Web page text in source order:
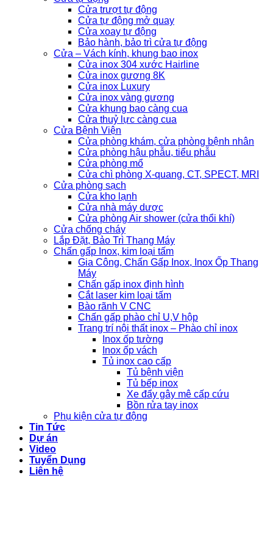
Cửa trượt tự động
Cửa tự động mở quay
Cửa xoay tự động
Bảo hành, bảo trì cửa tự động
Cửa – Vách kính, khung bao inox
Cửa inox 304 xước Hairline
Cửa inox gương 8K
Cửa inox Luxury
Cửa inox vàng gương
Cửa khung bao càng cua
Cửa thuỷ lực càng cua
Cửa Bệnh Viện
Cửa phòng khám, cửa phòng bệnh nhân
Cửa phòng hậu phẫu, tiểu phẫu
Cửa phòng mổ
Cửa chì phòng X-quang, CT, SPECT, MRI
Cửa phòng sạch
Cửa kho lạnh
Cửa nhà máy dược
Cửa phòng Air shower (cửa thổi khí)
Cửa chống cháy
Lắp Đặt, Bảo Trì Thang Máy
Chấn gấp Inox, kim loại tấm
Gia Công, Chấn Gấp Inox, Inox Ốp Thang
Máy
Chấn gấp inox định hình
Cắt laser kim loại tấm
Bào rãnh V CNC
Chấn gấp phào chỉ U,V hộp
Trang trí nội thất inox – Phào chỉ inox
Inox ốp tường
Inox ốp vách
Tủ inox cao cấp
Tủ bệnh viện
Tủ bếp inox
Xe đẩy gây mê cấp cứu
Bồn rửa tay inox
Phụ kiện cửa tự động
Tin Tức
Dự án
Video
Tuyển Dụng
Liên hệ